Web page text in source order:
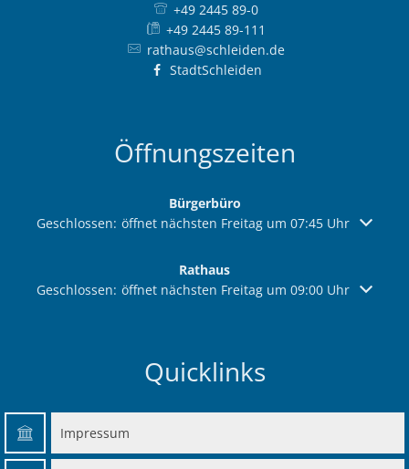
+49 2445 89-0
+49 2445 89-111
rathaus@schleiden.de
StadtSchleiden
Öffnungszeiten
Bürgerbüro
Klicken, um weitere Öffnungs- oder Schließzeiten
Geschlossen: öffnet nächsten Freitag um 07:45 Uhr
Rathaus
Klicken, um weitere Öffnungs- oder Schließzeiten
Geschlossen: öffnet nächsten Freitag um 09:00 Uhr
Quicklinks
Impressum